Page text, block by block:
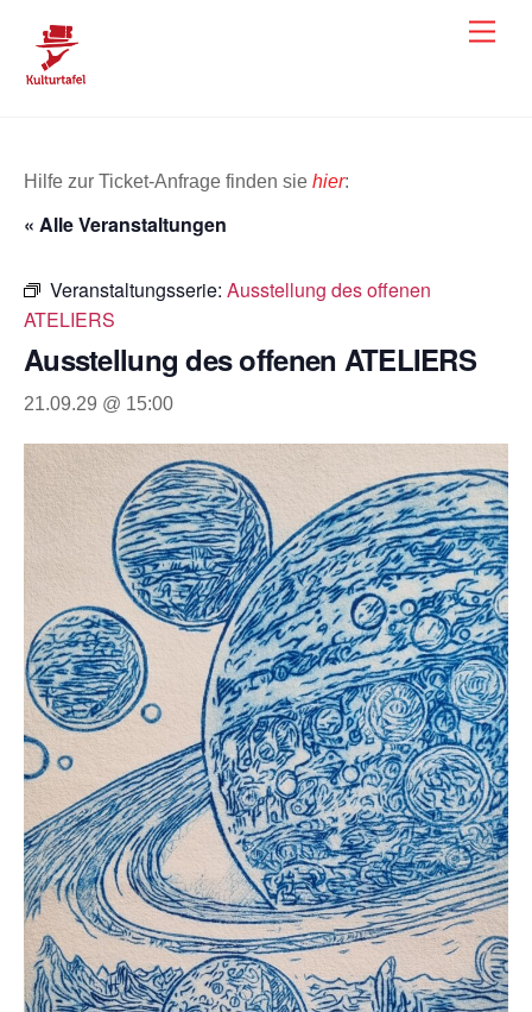
content
Hilfe zur Ticket-Anfrage finden sie hier:
« Alle Veranstaltungen
Veranstaltungsserie: Ausstellung des offenen
ATELIERS
Ausstellung des offenen ATELIERS
21.09.29 @ 15:00